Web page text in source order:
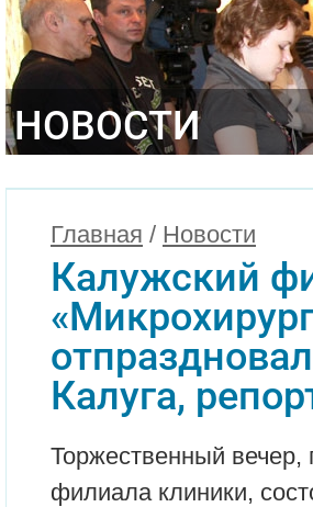
НОВОСТИ
Главная / Новости
Калужский
Калуга,
Торжественный
филиала клиники,